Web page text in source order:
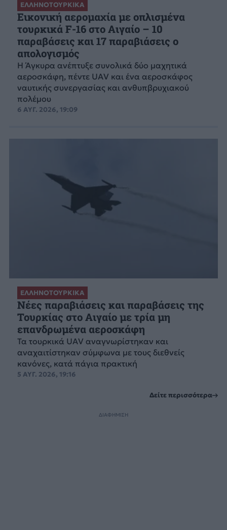
ΕΛΛΗΝΟΤΟΥΡΚΙΚΑ
Εικονική αερομαχία με οπλισμένα
τουρκικά F-16 στο Αιγαίο – 10
παραβάσεις και 17 παραβιάσεις ο
απολογισμός
Η Άγκυρα ανέπτυξε συνολικά δύο μαχητικά
αεροσκάφη, πέντε UAV και ένα αεροσκάφος
ναυτικής συνεργασίας και ανθυπβρυχιακού
πολέμου
6 ΑΥΓ. 2026, 19:09
ΕΛΛΗΝΟΤΟΥΡΚΙΚΑ
Νέες παραβιάσεις και παραβάσεις της
Τουρκίας στο Αιγαίο με τρία μη
επανδρωμένα αεροσκάφη
Τα τουρκικά UAV αναγνωρίστηκαν και
αναχαιτίστηκαν σύμφωνα με τους διεθνείς
κανόνες, κατά πάγια πρακτική
5 ΑΥΓ. 2026, 19:16
Δείτε περισσότερα
ΔΙΑΦΗΜΙΣΗ